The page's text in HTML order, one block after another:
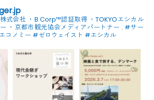
式会社 ・B Corp™認証取得 ・TOKYOエシカル
・京都市観光協会メディアパートナー . #サー
コノミー #ゼロウェイスト #エシカル